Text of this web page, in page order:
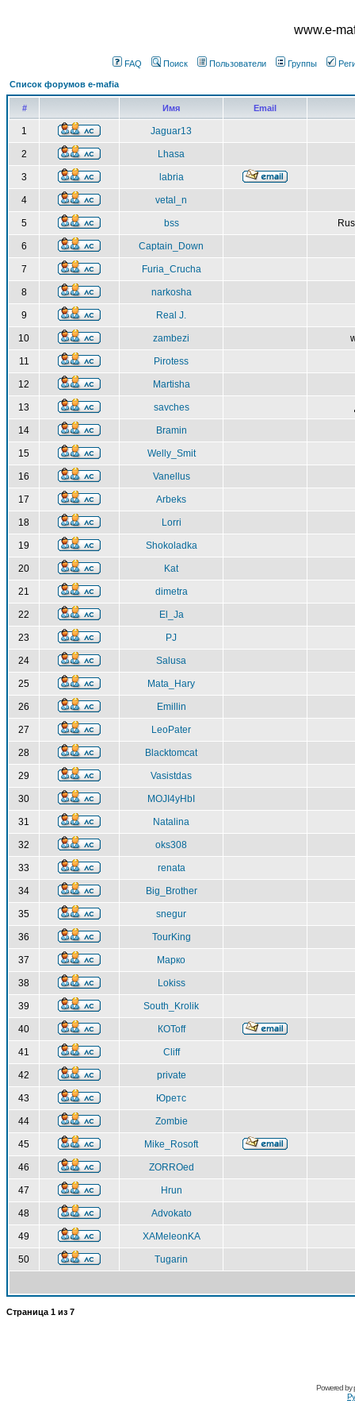
www.e-
FAQ Поиск Пользователи Группы
Список форумов e-mafia
# Имя Email
1 Jaguar13
2 Lhasa
3 labria
4 vetal_n
5 bss
6 Captain_Down
7 Furia_Crucha
8 narkosha
9 Real J.
10 zambezi
11 Pirotess
12 Martisha
13 savches
14 Bramin
15 Welly_Smit
16 Vanellus
17 Arbeks
18 Lorri
19 Shokoladka
20 Kat
21 dimetra
22 El_Ja
23 PJ
24 Salusa
25 Mata_Hary
26 Emillin
27 LeoPater
28 Blacktomcat
29 Vasistdas
30 MOJI4yHbI
31 Natalina
32 oks308
33 renata
34 Big_Brother
35 snegur
36 TourKing
37 Марко
38 Lokiss
39 South_Krolik
40 КOToff
41 Cliff
42 private
43 Юретс
44 Zombie
45 Mike_Rosoft
46 ZORROed
47 Hrun
48 Advokato
49 XAMeleonKA
50 Tugarin
Страница 1 из 7
Powered by